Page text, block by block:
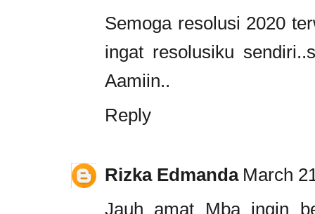
Semoga resolusi 2020
ingat resolusiku
Aamiin..
Reply
Rizka Edmanda March
Jauh amat Mba ingin